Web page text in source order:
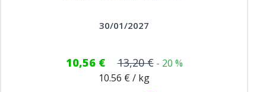
30/01/2027
10,56 € 13,20 € - 20 %
10.56 € / kg